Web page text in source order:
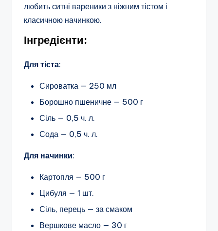
любить ситні вареники з ніжним тістом і
класичною начинкою.
Інгредієнти:
Для тіста:
Сироватка — 250 мл
Борошно пшеничне — 500 г
Сіль — 0,5 ч. л.
Сода — 0,5 ч. л.
Для начинки:
Картопля — 500 г
Цибуля — 1 шт.
Сіль, перець — за смаком
Вершкове масло — 30 г